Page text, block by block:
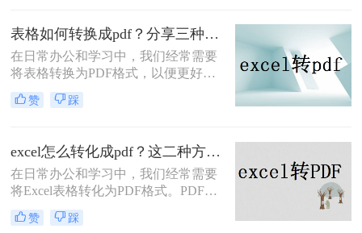
将详细介绍excel如何转换为pdf格式的
方法，帮助您轻松完成这一操作。
表格如何转换成pdf？分享三种简单好用的方法！
​在日常办公和学习中，我们经常需要
将表格转换为PDF格式，以便更好地
共享、打印或保存文件。PDF格式具
有跨平台、不易被篡改的特点，能够
查看时保持不变。那么表格如何转换
成pdf呢？本文将介绍三种将表格转换
为PDF的方法，帮助您轻松实现这一
目标。
赞 踩
excel怎么转化成pdf？这二种方法你可以试试！
在日常办公和学习中，我们经常需要
将Excel表格转化为PDF格式。PDF文
件具有跨平台性、不易被篡改的特
点，能够确保表格数据的完整性和准
赞 踩